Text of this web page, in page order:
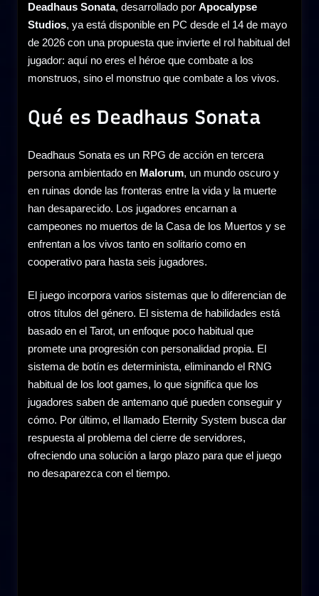
Deadhaus Sonata, desarrollado por Apocalypse
Studios, ya está disponible en PC desde el 14 de mayo
de 2026 con una propuesta que invierte el rol habitual del
jugador: aquí no eres el héroe que combate a los
monstruos, sino el monstruo que combate a los vivos.
Qué es Deadhaus Sonata
Deadhaus Sonata es un RPG de acción en tercera
persona ambientado en Malorum, un mundo oscuro y
en ruinas donde las fronteras entre la vida y la muerte
han desaparecido. Los jugadores encarnan a
campeones no muertos de la Casa de los Muertos y se
enfrentan a los vivos tanto en solitario como en
cooperativo para hasta seis jugadores.
El juego incorpora varios sistemas que lo diferencian de
otros títulos del género. El sistema de habilidades está
basado en el Tarot, un enfoque poco habitual que
promete una progresión con personalidad propia. El
sistema de botín es determinista, eliminando el RNG
habitual de los loot games, lo que significa que los
jugadores saben de antemano qué pueden conseguir y
cómo. Por último, el llamado Eternity System busca dar
respuesta al problema del cierre de servidores,
ofreciendo una solución a largo plazo para que el juego
no desaparezca con el tiempo.